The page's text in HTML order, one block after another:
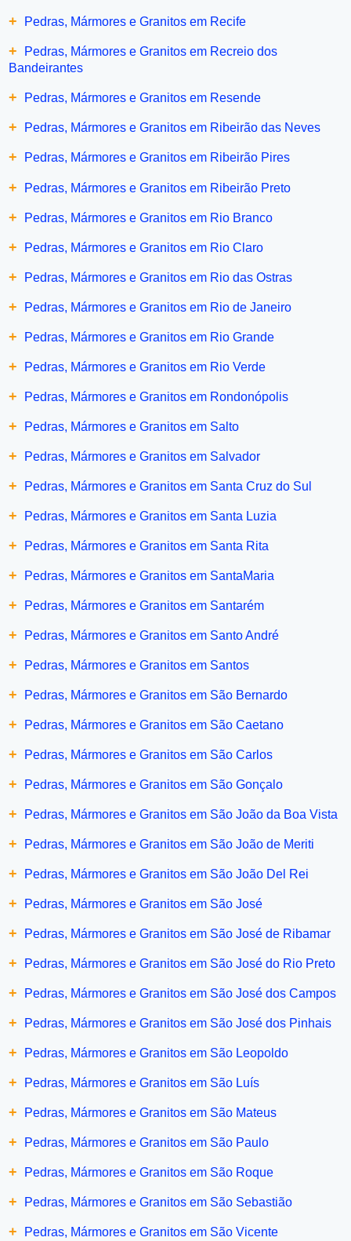
+ Pedras, Mármores e Granitos em Recife
+
Pedras, Mármores e Granitos em Recreio dos
Bandeirantes
+ Pedras, Mármores e Granitos em Resende
+ Pedras, Mármores e Granitos em Ribeirão das Neves
+ Pedras, Mármores e Granitos em Ribeirão Pires
+ Pedras, Mármores e Granitos em Ribeirão Preto
+ Pedras, Mármores e Granitos em Rio Branco
+ Pedras, Mármores e Granitos em Rio Claro
+ Pedras, Mármores e Granitos em Rio das Ostras
+ Pedras, Mármores e Granitos em Rio de Janeiro
+ Pedras, Mármores e Granitos em Rio Grande
+ Pedras, Mármores e Granitos em Rio Verde
+ Pedras, Mármores e Granitos em Rondonópolis
+ Pedras, Mármores e Granitos em Salto
+ Pedras, Mármores e Granitos em Salvador
+ Pedras, Mármores e Granitos em Santa Cruz do Sul
+ Pedras, Mármores e Granitos em Santa Luzia
+ Pedras, Mármores e Granitos em Santa Rita
+ Pedras, Mármores e Granitos em SantaMaria
+ Pedras, Mármores e Granitos em Santarém
+ Pedras, Mármores e Granitos em Santo André
+ Pedras, Mármores e Granitos em Santos
+ Pedras, Mármores e Granitos em São Bernardo
+ Pedras, Mármores e Granitos em São Caetano
+ Pedras, Mármores e Granitos em São Carlos
+ Pedras, Mármores e Granitos em São Gonçalo
+ Pedras, Mármores e Granitos em São João da Boa Vista
+ Pedras, Mármores e Granitos em São João de Meriti
+ Pedras, Mármores e Granitos em São João Del Rei
+ Pedras, Mármores e Granitos em São José
+ Pedras, Mármores e Granitos em São José de Ribamar
+ Pedras, Mármores e Granitos em São José do Rio Preto
+ Pedras, Mármores e Granitos em São José dos Campos
+ Pedras, Mármores e Granitos em São José dos Pinhais
+ Pedras, Mármores e Granitos em São Leopoldo
+ Pedras, Mármores e Granitos em São Luís
+ Pedras, Mármores e Granitos em São Mateus
+ Pedras, Mármores e Granitos em São Paulo
+ Pedras, Mármores e Granitos em São Roque
+ Pedras, Mármores e Granitos em São Sebastião
+ Pedras, Mármores e Granitos em São Vicente